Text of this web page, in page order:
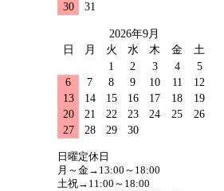
30
31
2026年9月
日
月 火 水 木 金
土
1
2 3 4
5
6
7 8 9 10 11
12
13
14 15 16 17 18
19
20
21 22 23 24 25
26
27
28 29 30
日曜定休日
月～金→13:00～18:00
土祝→11:00～18:00